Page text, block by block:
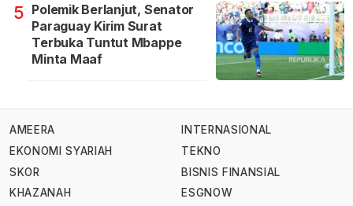
5 Polemik Berlanjut, Senator
Paraguay Kirim Surat
Terbuka Tuntut Mbappe
Minta Maaf
AMEERA
EKONOMI SYARIAH
SKOR
KHAZANAH
INTERNASIONAL
TEKNO
BISNIS FINANSIAL
ESGNOW